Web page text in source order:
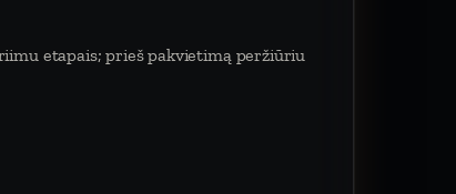
etapais; prieš pakvietimą peržiūriu